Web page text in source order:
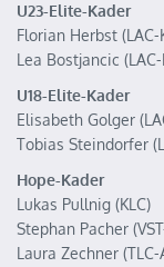
U23-Elite-Kader
Florian Herbst
Lea Bostjancic
U18-Elite-Kader
Elisabeth Golger
Tobias Steindorfer
Hope-Kader
Lukas Pullnig (KLC)
Stephan Pacher
Laura Zechner